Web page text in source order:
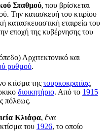
Σταθμού, που βρίσκεται
Την κατασκευή του κτιρίου
κατασκευαστική εταιρεία του
εποχή της κυβέρνησης του
Αρχιτεκτονικό και
ρυθμού.
κτίσμα της τουρκοκρατίας,
διοικητήριο. Από το 1915
πόλεως.
Κλιάφα, ένα
του 1926, το οποίο